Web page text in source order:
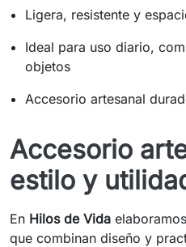
Ligera, resistente y
Ideal para uso diario,
objetos
Accesorio artesanal
Accesorio
estilo y
En Hilos de Vida
que combinan diseño y